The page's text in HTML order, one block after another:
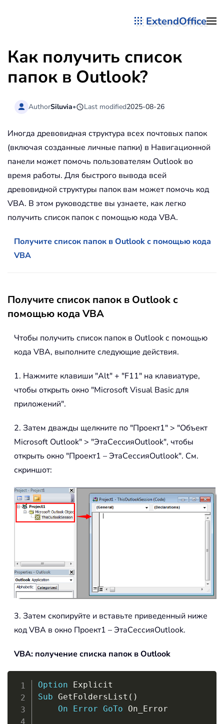
ExtendOffice
Как получить список
папок в Outlook?
AuthorSiluvia• Last modified2025-08-26
Иногда древовидная структура всех почтовых папок
(включая созданные личные папки) в Навигационной
панели может помочь пользователям Outlook во
время работы. Для быстрого вывода всей
древовидной структуры папок вам может помочь код
VBA. В этом руководстве вы узнаете, как легко
получить список папок с помощью кода VBA.
Получите список папок в Outlook с помощью кода
VBA
Получите список папок в Outlook с
помощью кода VBA
Чтобы получить список папок в Outlook с помощью
кода VBA, выполните следующие действия.
1. Нажмите клавиши "Alt" + "F11" на клавиатуре,
чтобы открыть окно "Microsoft Visual Basic для
приложений".
2. Затем дважды щелкните по "Проект1" > "Объект
Microsoft Outlook" > "ЭтаСессияOutlook", чтобы
открыть окно "Проект1 – ЭтаСессияOutlook". См.
скриншот:
3. Затем скопируйте и вставьте приведенный ниже
код VBA в окно Проект1 – ЭтаСессияOutlook.
VBA: получение списка папок в Outlook
Option
Sub GetFoldersList ( )
On
Error GoTo On_Error